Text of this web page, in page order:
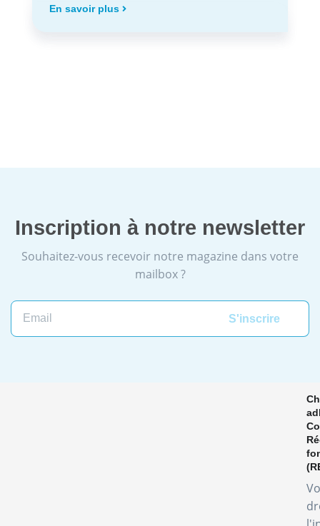
En savoir plus
Inscription à notre newsletter
Souhaitez-vous recevoir notre magazine dans votre
mailbox ?
Email